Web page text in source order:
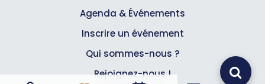
Agenda & Événements
Inscrire un événement
Qui sommes-nous ?
Rejoignez-nous !